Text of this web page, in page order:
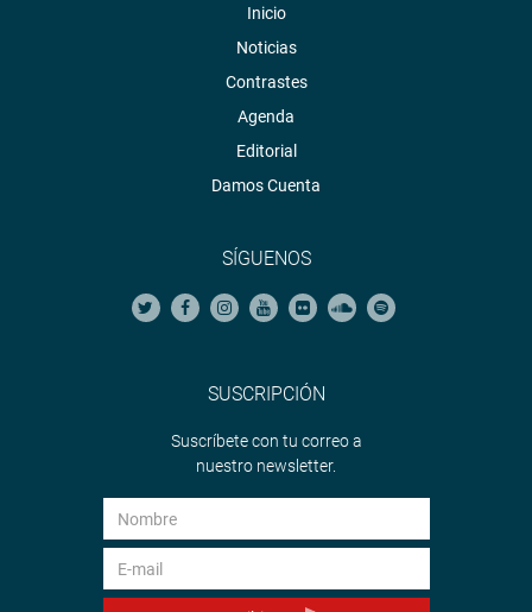
Inicio
Noticias
Contrastes
Agenda
Editorial
Damos Cuenta
SÍGUENOS
SUSCRIPCIÓN
Suscríbete con tu correo a
nuestro newsletter.